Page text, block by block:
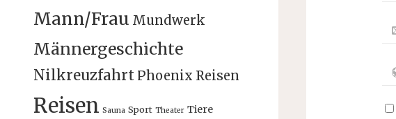
Mann/Frau Mundwerk
Männergeschichte
Nilkreuzfahrt Phoenix Reisen
Reisen Sauna Sport Theater Tiere